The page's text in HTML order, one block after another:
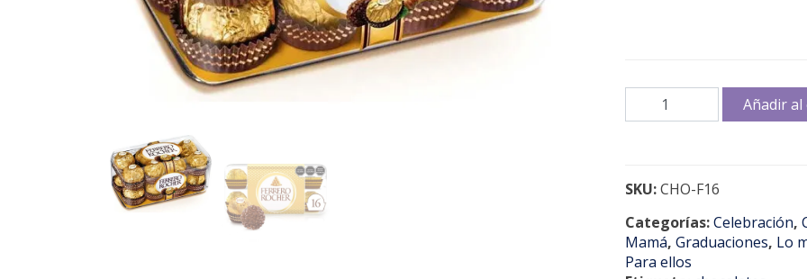
Chocolates
F
Añadir
SKU:CHO-F16
Categorías:Celebración,
Mamá,Graduaciones, Lo
Para ellos